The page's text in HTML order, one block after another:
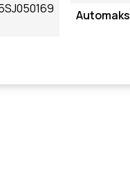
Automaks